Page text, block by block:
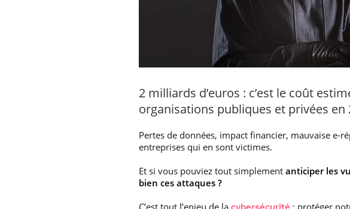
2 milliards d’euros : c’est le coût
organisations publiques et privées en
Pertes de données, impact financier, mauvaise e-
entreprises qui en sont victimes.
Et si vous pouviez tout simplement anticiper les
bien ces attaques ?
C’est tout l’enjeu de la
: protéger